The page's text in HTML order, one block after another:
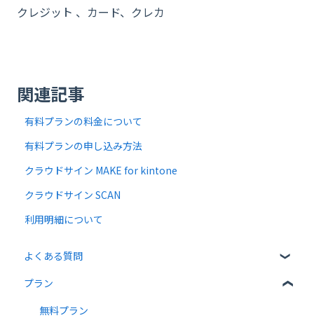
クレジット 、カード、クレカ
関連記事
有料プランの料金について
有料プランの申し込み方法
クラウドサイン MAKE for kintone
クラウドサイン SCAN
利用明細について
よくある質問
クラウドサインについて
書類について
プラン
無料プラン